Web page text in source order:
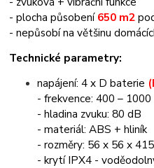
- plocha působení650 m2
- nepůsobí na většinu
Technické parametry:
napájení: 4 x D baterie
- frekvence: 400 – 1000
- hladina zvuku: 80 dB
- materiál: ABS + hliník
- rozměry: 56 x 56 x
- krytí IPX4 -